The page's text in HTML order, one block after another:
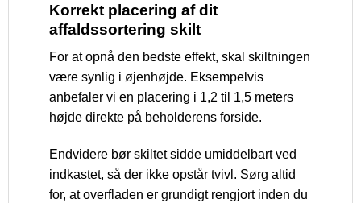
Korrekt placering af dit
affaldssortering skilt
For at opnå den bedste effekt, skal skiltningen
være synlig i øjenhøjde. Eksempelvis
anbefaler vi en placering i 1,2 til 1,5 meters
højde direkte på beholderens forside.
Endvidere bør skiltet sidde umiddelbart ved
indkastet, så der ikke opstår tvivl. Sørg altid
for, at overfladen er grundigt rengjort inden du